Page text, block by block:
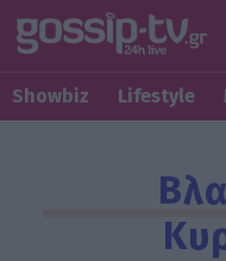
Showbiz Lifestyle